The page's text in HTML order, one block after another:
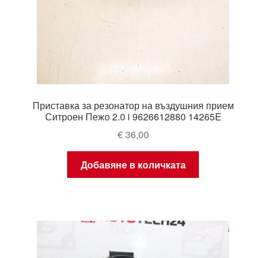
Приставка за резонатор на въздушния прием
Ситроен Пежо 2.0 i 9626612880 14265E
€36,00
Добавяне в количката